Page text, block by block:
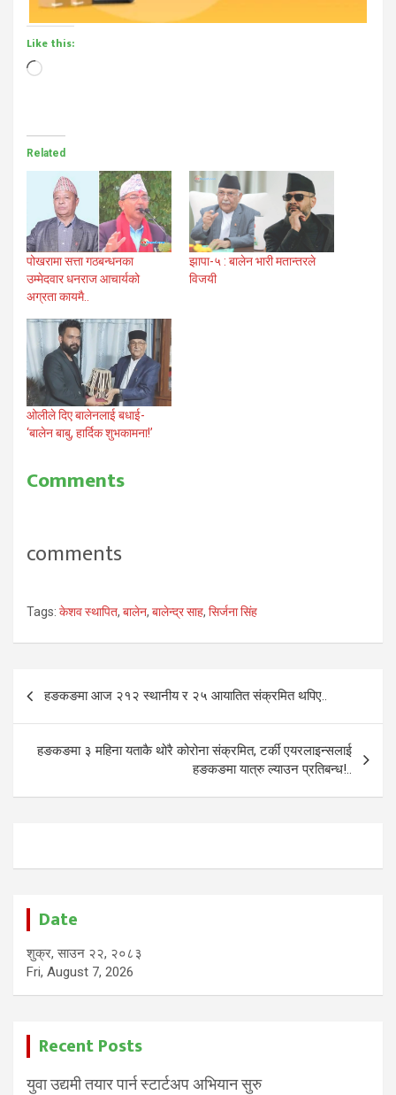
Like this:
Loading…
Related
पोखरामा सत्ता गठबन्धनका
उम्मेदवार धनराज आचार्यको
अग्रता कायमै..
झापा-५ : बालेन भारी मतान्तरले
विजयी
ओलीले दिए बालेनलाई बधाई-
‘बालेन बाबु, हार्दिक शुभकामना!’
Comments
comments
Tags: केशव स्थापित, बालेन, बालेन्द्र साह, सिर्जना सिंह
Post
navigation
हङकङमा आज २१२ स्थानीय र २५ आयातित संक्रमित थपिए..
हङकङमा ३ महिना यताकै थोरै कोरोना संक्रमित, टर्की एयरलाइन्सलाई
हङकङमा यात्रु ल्याउन प्रतिबन्ध!..
Date
शुक्र, साउन २२, २०८३
Fri, August 7, 2026
Recent Posts
युवा उद्यमी तयार पार्न स्टार्टअप अभियान सुरु